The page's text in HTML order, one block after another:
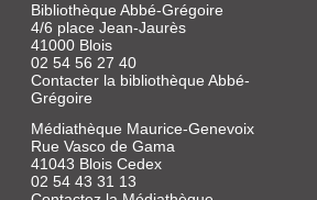
Bibliothèque Abbé-Grégoire
4/6 place Jean-Jaurès
41000 Blois
02 54 56 27 40
Contacter la bibliothèque Abbé-
Grégoire
Médiathèque Maurice-Genevoix
Rue Vasco de Gama
41043 Blois Cedex
02 54 43 31 13